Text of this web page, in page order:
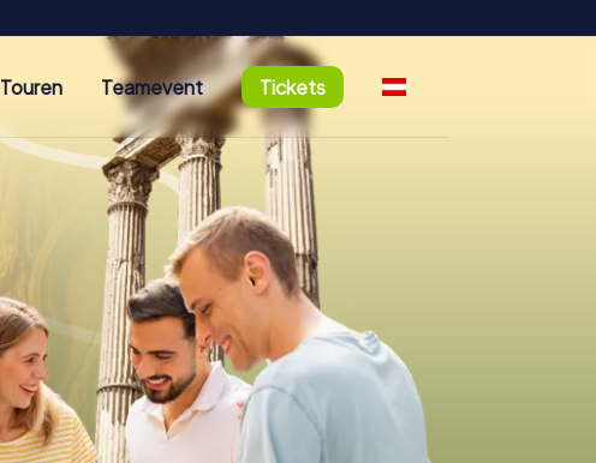
Touren Teamevent Tickets